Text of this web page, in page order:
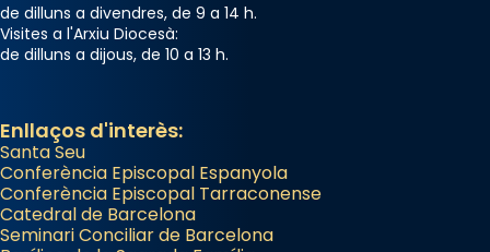
de dilluns a divendres, de 9 a 14 h.
Visites a l'Arxiu Diocesà:
de dilluns a dijous, de 10 a 13 h.
Enllaços d'interès:
Santa Seu
Conferència Episcopal Espanyola
Conferència Episcopal Tarraconense
Catedral de Barcelona
Seminari Conciliar de Barcelona